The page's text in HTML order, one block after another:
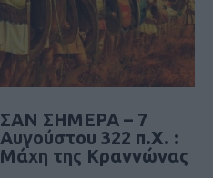
ΣΑΝ ΣΗΜΕΡΑ – 7
Αυγούστου 322 π.Χ. :
Μάχη της Κραννώνας